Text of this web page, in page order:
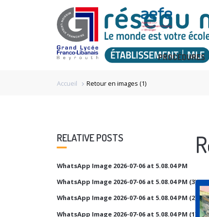
PROCÉDURES
Accueil chevron_right Retour en images (1)
RELATIVE POSTS
WhatsApp Image 2026-07-06 at 5.08.04 PM
WhatsApp Image 2026-07-06 at 5.08.04 PM (3)
WhatsApp Image 2026-07-06 at 5.08.04 PM (2)
WhatsApp Image 2026-07-06 at 5.08.04 PM (1)